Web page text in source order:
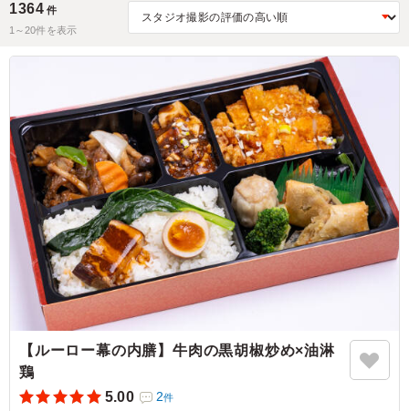
1364 件
1～20件を表示
【ルーロー幕の内膳】牛肉の黒胡椒炒め×油淋
鶏
5.00
2件